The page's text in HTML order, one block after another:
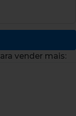
vender mais: